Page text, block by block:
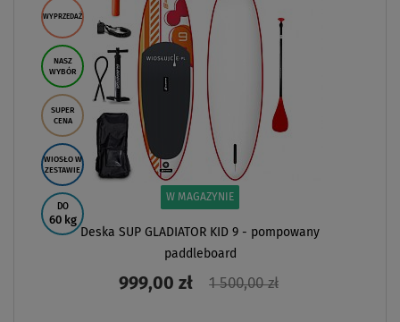
WYPRZEDAŻ
NASZ
WYBÓR
SUPER
CENA
WIOSŁO W
ZESTAWIE
DO
60 kg
W MAGAZYNIE
Deska SUP GLADIATOR KID 9 - pompowany
paddleboard
999,00 zł 1 500,00 zł